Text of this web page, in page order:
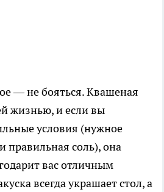
— не бояться. Квашеная
жизнью, и если вы
условия (нужное
правильная соль), она
вас отличным
всегда украшает стол, а